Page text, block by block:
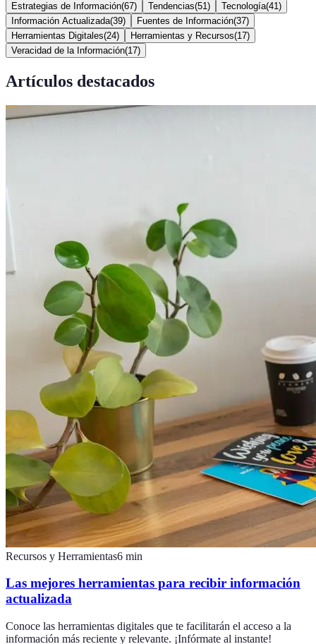
Estrategias de Información(67) Tendencias(51 ) Tecnología(41 )
Información Actualizada(39) Fuentes de Información(37)
Herramientas Digitales(24) Herramientas y Recursos(17)
Veracidad de la Información(17)
Artículos destacados
Recursos y Herramientas6 min
Las mejores herramientas para recibir información
actualizada
Conoce las herramientas digitales que te facilitarán el acceso a la
información más reciente y relevante. ¡Infórmate al instante!